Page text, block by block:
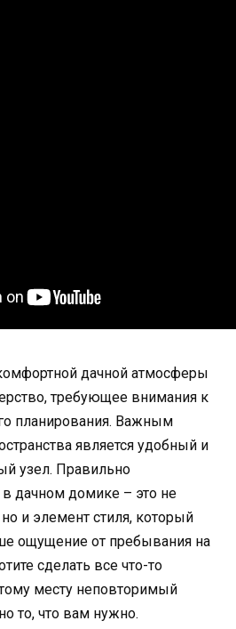
дачной атмосферы
требующее внимания к
планирования. Важным
является удобный и
узел. Правильно
дачном домике – это не
и элемент стиля, который
ощущение от пребывания на
сделать все что-то
месту неповторимый
то, что вам нужно.